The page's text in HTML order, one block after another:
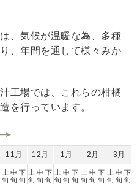
、気候が温暖な為、多種
、年間を通して様々みか
工場では、これらの柑橘
を行っています。
11月 12月 1月 2月 3月
上
旬
中
旬
下
旬
上
旬
中
旬
下
旬
上
旬
中
旬
下
旬
上
旬
中
旬
下
旬
上
旬
中
旬
下
旬